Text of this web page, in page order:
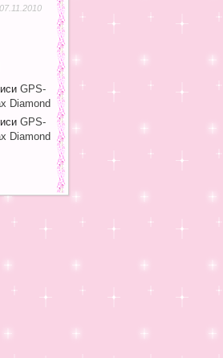
GPS-
Diamond
GPS-
Diamond